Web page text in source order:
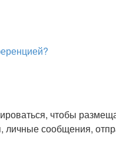
чтобы
сообщения,